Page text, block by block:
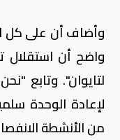
وأضاف أن على كل
واضح أن استقلال
لتايوان". وتابع
لإعادة الوحدة
من الأنشطة